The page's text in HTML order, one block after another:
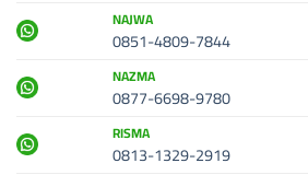
NAJWA
0851-4809-7844
NAZMA
0877-6698-9780
RISMA
0813-1329-2919